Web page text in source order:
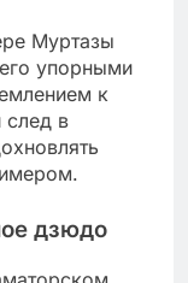
Муртазы
упорными
к
след в
дзюдо